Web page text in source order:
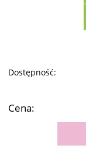
Dostępność:
Cena: